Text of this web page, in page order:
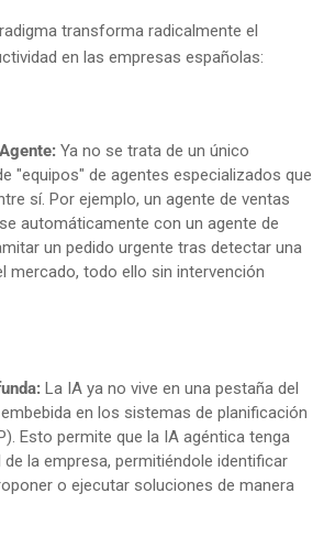
transforma radicalmente el
en las empresas españolas:
Ya no se trata de un único
"equipos" de agentes especializados que
sí. Por ejemplo, un agente de ventas
automáticamente con un agente de
un pedido urgente tras detectar una
mercado, todo ello sin intervención
La IA ya no vive en una pestaña del
en los sistemas de planificación
Esto permite que la IA agéntica tenga
de la empresa, permitiéndole identificar
o ejecutar soluciones de manera